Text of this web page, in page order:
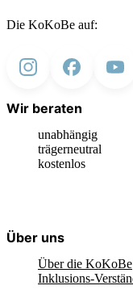
Die KoKoBe auf:
Wir beraten
unabhängig
trägerneutral
kostenlos
Über uns
Über die KoKoBe
Inklusions-